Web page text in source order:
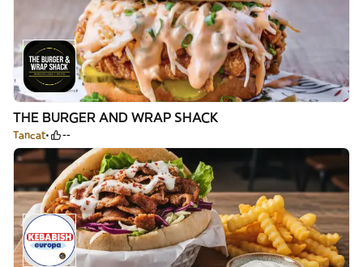
THE BURGER AND WRAP SHACK
Tancat --